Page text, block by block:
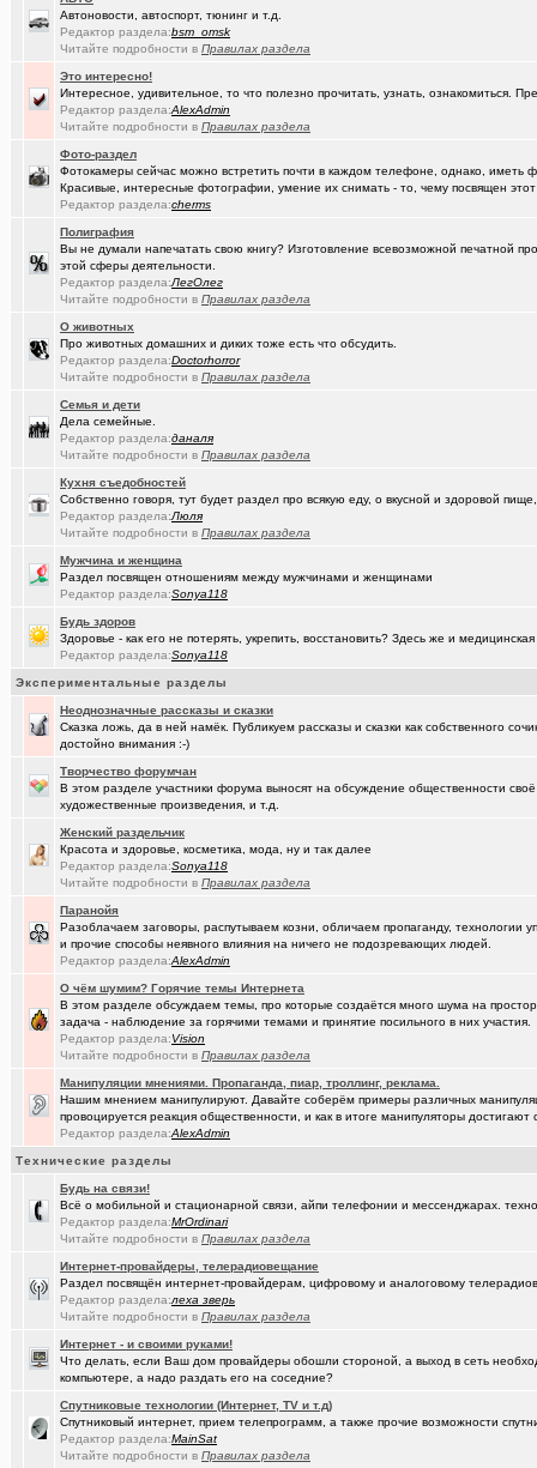
АКПП матиз. Ремонтировать или менять?
А ТЫ слепил снеговика?!!! :)))
Доброй ночи :)(Vector)
Где можно отремонтировать вязаную варежку?(anti a-d..) +3
Музыкальные вкус - поговорим?(Kebbos)
Теле2 в Омске(t2) +8155
Залезть в древний нетбук
Ремонт квартир омск отзывы. любые строительные работы
коворкинг проекты(Shell666)
Челлендж "Какой кофе ты сейчас пьёшь?"(Люля) +2722
Владимир Шандриков(Александ..)
7я.ТВ и Я.ru (Омские кабельные сети)(Alina Ki..) +19298
Преобразователь ПРЭМ ваше мнение?
Доколе!?(Моеимяза..)
Автоматизация домашнего учета ЖКХ и многое другое ... (BarVic19..)
Алтайский мед - в помощь здоровью!(qwer5523) +225
Задолбали расклейщики рекламы
Как это понимать ?(JUMPER)
прописка она же регистрация (drob_vv_..)
(karaganda)
Нерадивые расклейщики рекламы(Демон ЖКХ) +108
ОК Восток-Запад - что это, кто это?!
Мёд Пасеки Сибирское медовье.(Пасечник) +1268
Начались продажи PC на базе процессоров Эльбрус-4С(Скоро же..)
(kinslayer)
Фото форумчан
От кукольного домика до дачного теремка
Старости Омска.
Мьюинг за 3 минуты(tramov)
В Сарове установлена лазерная термоядерная установка(Sxolastik) +145
Забор из профнастила, как правильно?(Puzomax)
что такое русский особый путь ?
Автоновости, автоспорт, тюнинг и т.д.
Редактор раздела:bsm_omsk
Читайте подробности в Правилах раздела
Это интересно!
Интересное, удивительное, то что полезно прочитать, узнать, ознакомиться.
Редактор раздела:AlexAdmin
Читайте подробности в Правилах раздела
Фото-раздел
Фотокамеры сейчас можно встретить почти в каждом телефоне, однако, иметь
Красивые, интересные фотографии, умение их снимать - то, чему посвящен
Редактор раздела:cherms
Полиграфия
Вы не думали напечатать свою книгу? Изготовление всевозможной печатной
этой сферы деятельности.
Редактор раздела:ЛегОлег
Читайте подробности в Правилах раздела
О животных
Про животных домашних и диких тоже есть что обсудить.
Редактор раздела:Doctorhorror
Читайте подробности в Правилах раздела
Семья и дети
Дела семейные.
Редактор раздела:даналя
Читайте подробности в Правилах раздела
Кухня съедобностей
Собственно говоря, тут будет раздел про всякую еду, о вкусной и здоровой
Редактор раздела:Люля
Читайте подробности в Правилах раздела
Мужчина и женщина
Раздел посвящен отношениям между мужчинами и женщинами
Редактор раздела:Sonya118
Будь здоров
Здоровье - как его не потерять, укрепить, восстановить? Здесь же и
Редактор раздела:Sonya118
Экспериментальные разделы
Неоднозначные рассказы и сказки
Сказка ложь, да в ней намёк. Публикуем рассказы и сказки как собственного
достойно внимания :-)
Творчество форумчан
В этом разделе участники форума выносят на обсуждение общественности
художественные произведения, и т.д.
Женский раздельчик
Красота и здоровье, косметика, мода, ну и так далее
Редактор раздела:Sonya118
Читайте подробности в Правилах раздела
Паранойя
Разоблачаем заговоры, распутываем козни, обличаем пропаганду,
и прочие способы неявного влияния на ничего не подозревающих людей.
Редактор раздела:AlexAdmin
О чём шумим? Горячие темы Интернета
В этом разделе обсуждаем темы, про которые создаётся много шума на
задача - наблюдение за горячими темами и принятие посильного в них участия.
Редактор раздела:Vision
Читайте подробности в Правилах раздела
Манипуляции мнениями. Пропаганда, пиар, троллинг, реклама.
Нашим мнением манипулируют. Давайте соберём примеры различных
провоцируется реакция общественности, и как в итоге манипуляторы достигают
Редактор раздела:AlexAdmin
Технические разделы
Будь на связи!
Всё о мобильной и стационарной связи, айпи телефонии и мессенджарах.
Редактор раздела:MrOrdinari
Читайте подробности в Правилах раздела
Интернет-провайдеры, телерадиовещание
Раздел посвящён интернет-провайдерам, цифровому и аналоговому
Редактор раздела:леха зверь
Читайте подробности в Правилах раздела
Интернет - и своими руками!
Что делать, если Ваш дом провайдеры обошли стороной, а выход в сеть
компьютере, а надо раздать его на соседние?
Спутниковые технологии (Интернет, TV и т.д)
Спутниковый интернет, прием телепрограмм, а также прочие возможности
Редактор раздела:MainSat
Читайте подробности в Правилах раздела